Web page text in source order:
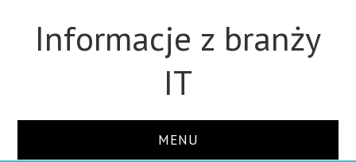
Informacje z branży
IT
MENU